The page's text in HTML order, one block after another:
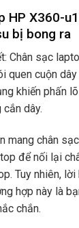
HP X360-
bị bong ra
Chân sạc
quen cuộn
khiến phấn
dây.
mang chân
để nối lại
Tuy nhiên, lời
hợp này là
chắn.